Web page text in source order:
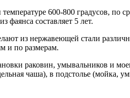
600-800 градусов, по
фаянса составляет 5 лет.
из нержавеющей стали
и по размерам.
раковин, умывальников и
чаша), в подстолье (мойка,